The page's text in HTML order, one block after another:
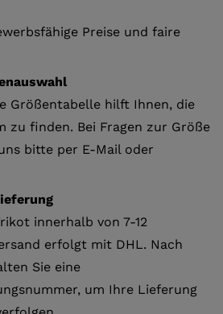
Preise und faire
Größentabelle hilft Ihnen, die
zu finden. Bei Fragen zur Größe
bitte per E-Mail oder
innerhalb von 7-12
erfolgt mit DHL. Nach
Sie eine
um Ihre Lieferung